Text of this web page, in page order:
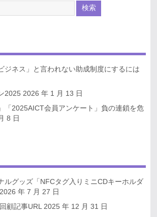
ジネス」と言われない助成制度にするには
2025 2026 年 1 月 13 日
「2025AICT会員アンケート」負の連鎖を危
8 日
ルグッズ「NFCタグ入りミニCDキーホルダ
2026 年 7 月 27 日
顧記事URL 2025 年 12 月 31 日